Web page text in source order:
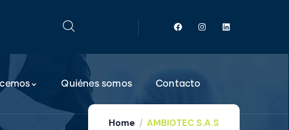
Quiénes somos Contacto
Home AMBIOTEC S.A.S